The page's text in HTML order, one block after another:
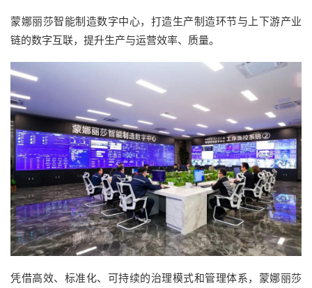
蒙娜丽莎智能制造数字中心，打造生产制造环节与上下游产业
链的数字互联，提升生产与运营效率、质量。
凭借高效、标准化、可持续的治理模式和管理体系，蒙娜丽莎